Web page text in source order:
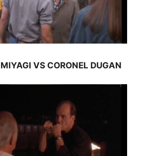
VS CORONEL DUGAN